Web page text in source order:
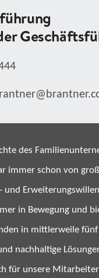
des
immer schon von
und
in Bewegung und
in mittlerweile fünf
nachhaltige
für unsere